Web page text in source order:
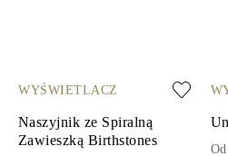
WYŚWIETLACZ
Naszyjnik ze Spiralną
Zawieszką Birthstones